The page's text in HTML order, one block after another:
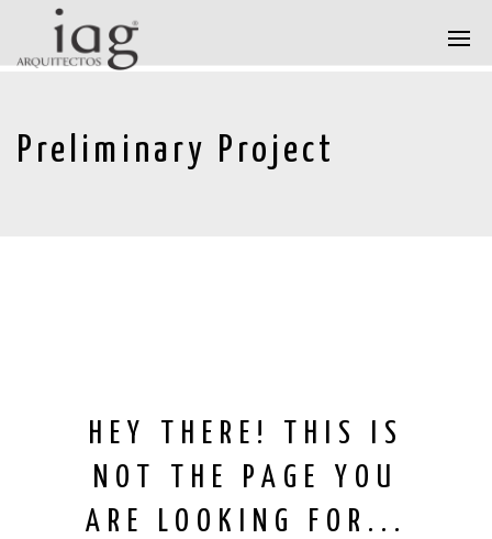
Preliminary Project
HEY THERE! THIS IS
NOT THE PAGE YOU
ARE LOOKING FOR...